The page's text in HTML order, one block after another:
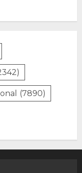
(7890)